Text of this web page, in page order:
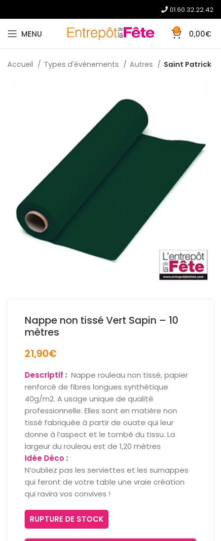
01.60.32.22.42
MENU 0 0,00€
Accueil Types d'événements Autres Saint Patrick
Nappe non tissé Vert Sapin – 10
mètres
21,90€
Descriptif : Nappe rouleau non tissé, papier
renforcé de fibres longues synthétique
40g/m2. A usage unique de qualité
professionnelle. Elles sont en matière non
tissé fabriquée à partir de ouate qui leur
donne à l’aspect et le tombé du tissu. La
largeur du rouleau est de 1,20 mètres
Idée Déco :
N’oubliez pas les serviettes et les surnappes
qui feront de votre table une vraie création
qui ravira vos convives !
RUPTURE DE STOCK